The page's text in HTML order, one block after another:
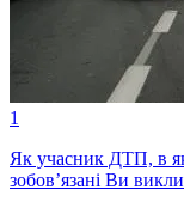
1
Як учасник ДТП, в
зобов’язані Ви